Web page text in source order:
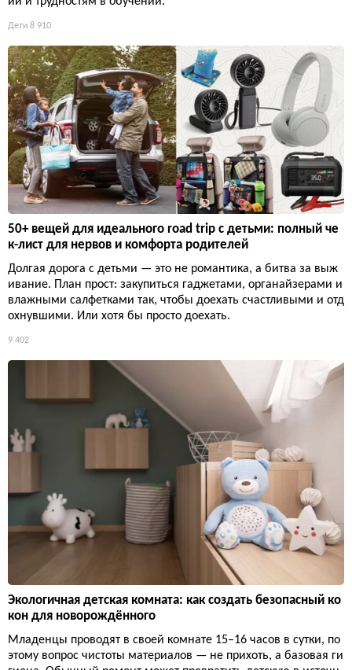
Дети 8 910
50+ вещей для идеального road trip с детьми: полный че
к-лист для нервов и комфорта родителей
Долгая дорога с детьми — это не романтика, а битва за выж
ивание. План прост: закупиться гаджетами, органайзерами и
влажными салфетками так, чтобы доехать счастливыми и отд
охнувшими. Или хотя бы просто доехать.
9 402
Экологичная детская комната: как создать безопасный ко
кон для новорождённого
Младенцы проводят в своей комнате 15–16 часов в сутки, по
этому вопрос чистоты материалов — не прихоть, а базовая ги